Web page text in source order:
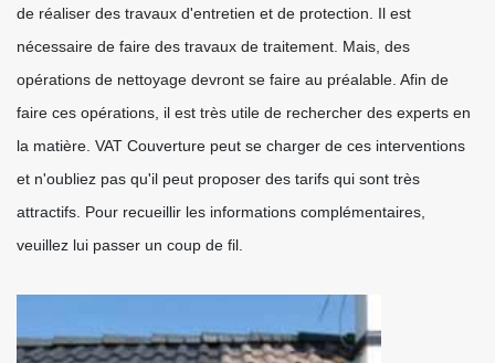
de réaliser des travaux d'entretien et de protection. Il est
nécessaire de faire des travaux de traitement. Mais, des
opérations de nettoyage devront se faire au préalable. Afin de
faire ces opérations, il est très utile de rechercher des experts en
la matière. VAT Couverture peut se charger de ces interventions
et n'oubliez pas qu'il peut proposer des tarifs qui sont très
attractifs. Pour recueillir les informations complémentaires,
veuillez lui passer un coup de fil.